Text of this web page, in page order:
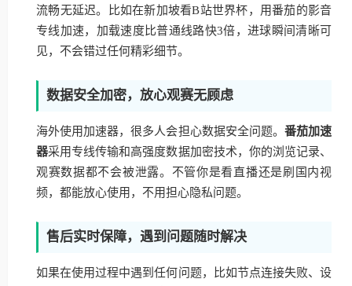
流畅无延迟。比如在新加坡看B站世界杯，用番茄的影音
专线加速，加载速度比普通线路快3倍，进球瞬间清晰可
见，不会错过任何精彩细节。
数据安全加密，放心观赛无顾虑
海外使用加速器，很多人会担心数据安全问题。 番茄加速
器采用专线传输和高强度数据加密技术，你的浏览记录、
观赛数据都不会被泄露。不管你是看直播还是刷国内视
频，都能放心使用，不用担心隐私问题。
售后实时保障，遇到问题随时解决
如果在使用过程中遇到任何问题，比如节点连接失败、设